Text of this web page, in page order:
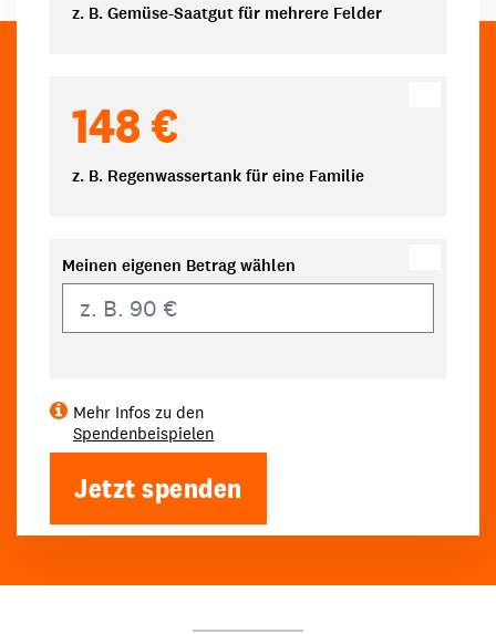
z. B. Gemüse-Saatgut für mehrere Felder
148 €
z. B. Regenwassertank für eine Familie
Meinen eigenen Betrag wählen
Mehr Infos zu den
Spendenbeispielen
Jetzt spenden